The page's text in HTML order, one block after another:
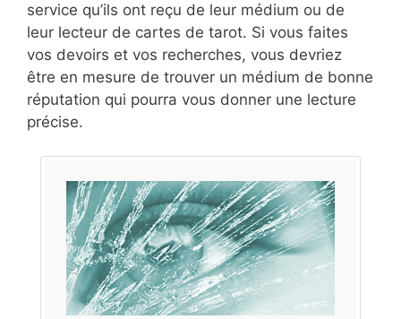
service qu’ils ont reçu de leur médium ou de
leur lecteur de cartes de tarot. Si vous faites
vos devoirs et vos recherches, vous devriez
être en mesure de trouver un médium de bonne
réputation qui pourra vous donner une lecture
précise.